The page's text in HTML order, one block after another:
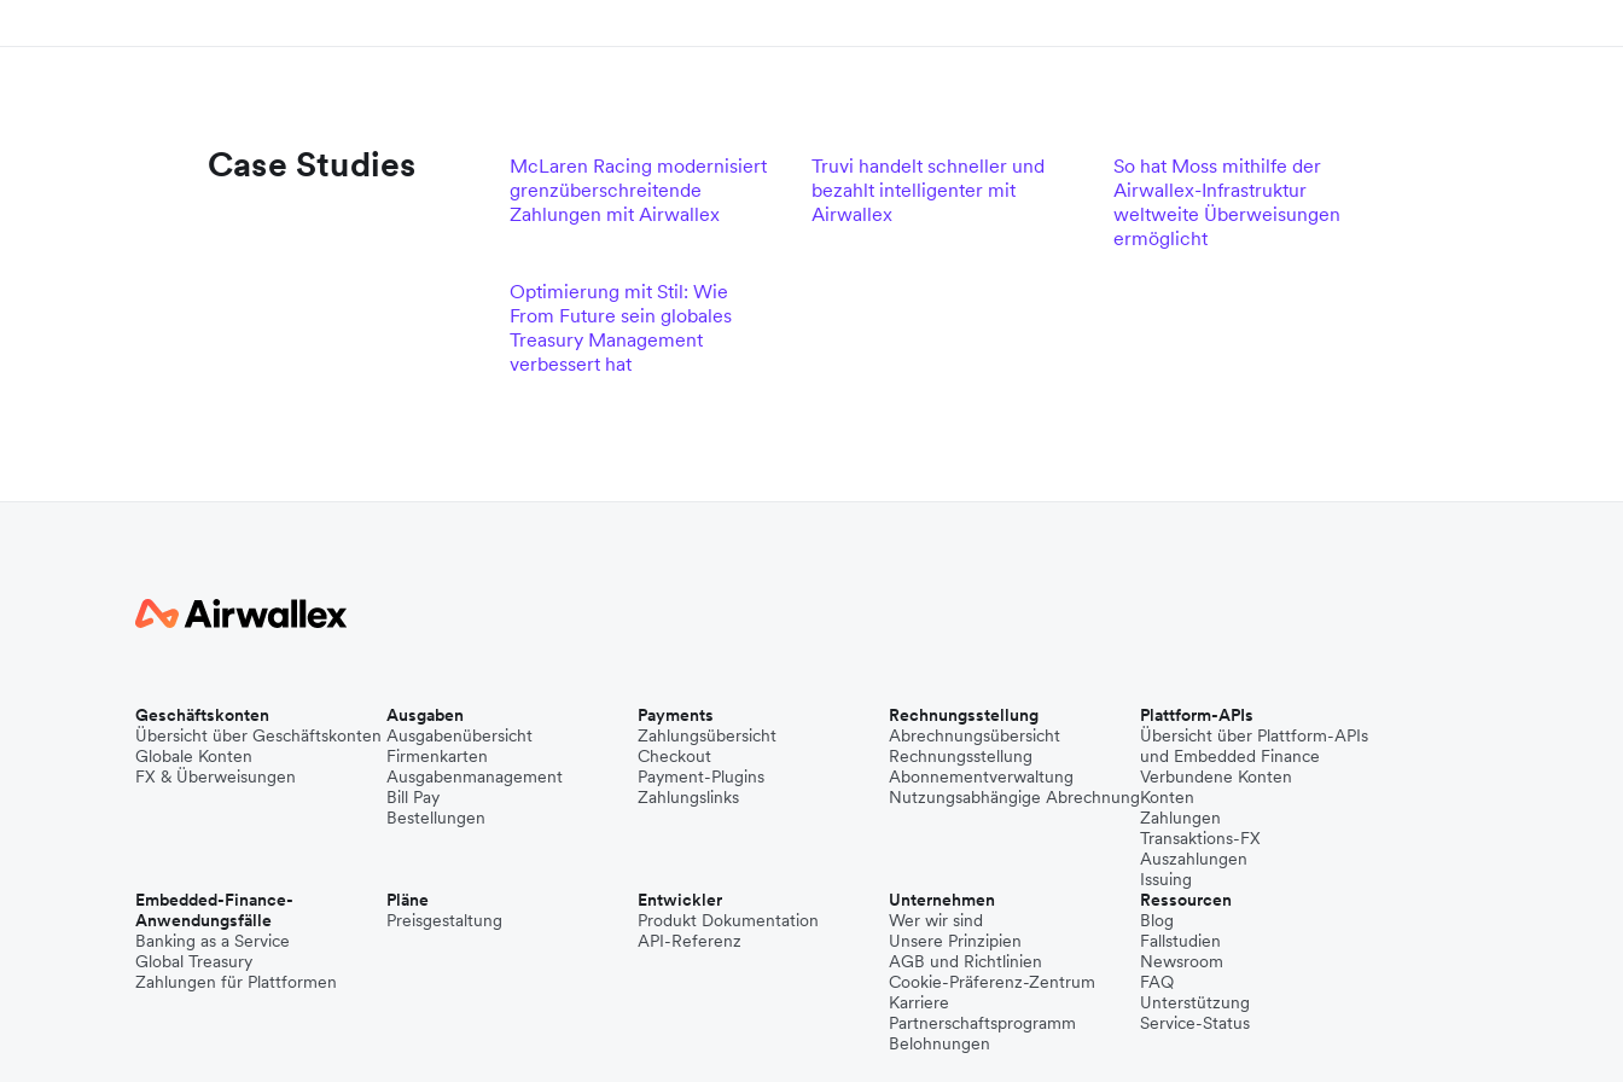
Case Studies
McLaren Racing modernisiert
grenzüberschreitende
Zahlungen mit Airwallex
Truvi handelt schneller und
bezahlt intelligenter mit
Airwallex
So hat Moss mithilfe der
Airwallex-Infrastruktur
weltweite Überweisungen
ermöglicht
Optimierung mit Stil: Wie
From Future sein globales
Treasury Management
verbessert hat
Geschäftskonten
Übersicht über Geschäftskonten
Globale Konten
FX & Überweisungen
Ausgaben
Ausgabenübersicht
Firmenkarten
Ausgabenmanagement
Bill Pay
Bestellungen
Payments
Zahlungsübersicht
Checkout
Payment-Plugins
Zahlungslinks
Rechnungsstellung
Abrechnungsübersicht
Rechnungsstellung
Abonnementverwaltung
Nutzungsabhängige Abrechnung
Plattform-APIs
Übersicht über Plattform-APIs
und Embedded Finance
Verbundene Konten
Konten
Zahlungen
Transaktions-FX
Auszahlungen
Issuing
Embedded-Finance-
Anwendungsfälle
Banking as a Service
Global Treasury
Zahlungen für Plattformen
Pläne
Preisgestaltung
Entwickler
Produkt Dokumentation
API-Referenz
Unternehmen
Wer wir sind
Unsere Prinzipien
AGB und Richtlinien
Cookie-Präferenz-Zentrum
Karriere
Partnerschaftsprogramm
Belohnungen
Ressourcen
Blog
Fallstudien
Newsroom
FAQ
Unterstützung
Service-Status